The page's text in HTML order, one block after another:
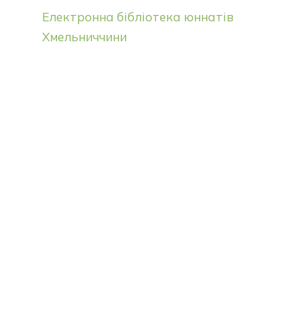
Електронна бібліотека юннатів
Хмельниччини